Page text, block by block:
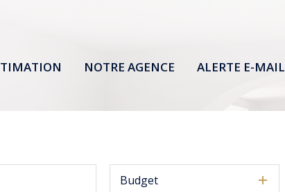
NOTRE AGENCE ALERTE E-MAIL
Budget